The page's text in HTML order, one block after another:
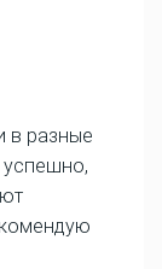
в разные
успешно,